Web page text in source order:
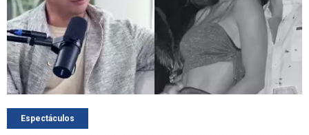
Espectáculos